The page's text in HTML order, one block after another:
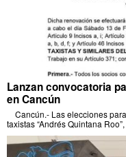
Lanzan convocatoria
en Cancún
Cancún.- Las elecciones
taxistas “Andrés Quintana